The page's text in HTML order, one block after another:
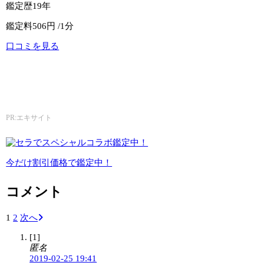
鑑定歴19年
鑑定料506円 /1分
口コミを見る
PR:エキサイト
今だけ割引価格で鑑定中！
コメント
1 2 次へ
[1]
匿名
2019-02-25 19:41